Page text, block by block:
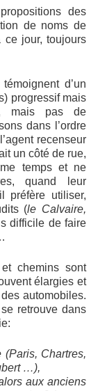
des
de noms de
ce jour, toujours
d’un
progressif mais
mais pas de
dans l’ordre
recenseur
un côté de rue,
temps et ne
quand leur
préfère utiliser,
(le Calvaire,
difficile de faire
chemins sont
élargies et
automobiles.
retrouve dans
Chartres,
…),
aux anciens